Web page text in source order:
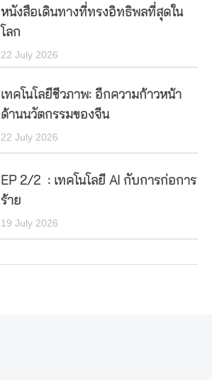
หนังสือเดินทางที่ทรงอิทธิพลที่สุดใน
โลก
22 July 2026
เทคโนโลยีชีวภาพ: อีกความก้าวหน้า
ด้านนวัตกรรมของจีน
22 July 2026
EP 2/2 : เทคโนโลยี AI กับการก่อการ
ร้าย
19 July 2026